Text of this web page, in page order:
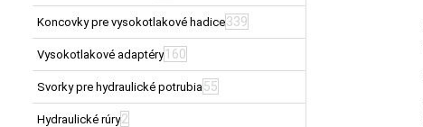
Koncovky pre vysokotlakové hadice339
Vysokotlakové adaptéry 160
Svorky pre hydraulické potrubia 55
Hydraulické rúry2